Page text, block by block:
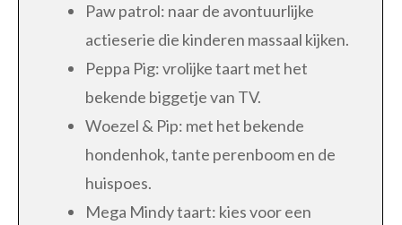
Paw patrol: naar de avontuurlijke
actieserie die kinderen massaal kijken.
Peppa Pig: vrolijke taart met het
bekende biggetje van TV.
Woezel & Pip: met het bekende
hondenhok, tante perenboom en de
huispoes.
Mega Mindy taart: kies voor een